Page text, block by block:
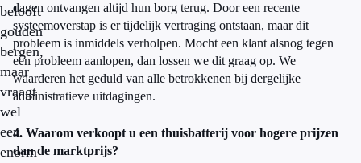
belooft
gouden
bergen,
maar
vraagt
wel
een
enorm
dagen ontvangen altijd hun borg terug. Door een recente
systeemoverstap is er tijdelijk vertraging ontstaan, maar dit
probleem is inmiddels verholpen. Mocht een klant alsnog tegen
een probleem aanlopen, dan lossen we dit graag op. We
waarderen het geduld van alle betrokkenen bij dergelijke
administratieve uitdagingen.
4. Waarom verkoopt u een thuisbatterij voor hogere prijzen
dan de marktprijs?